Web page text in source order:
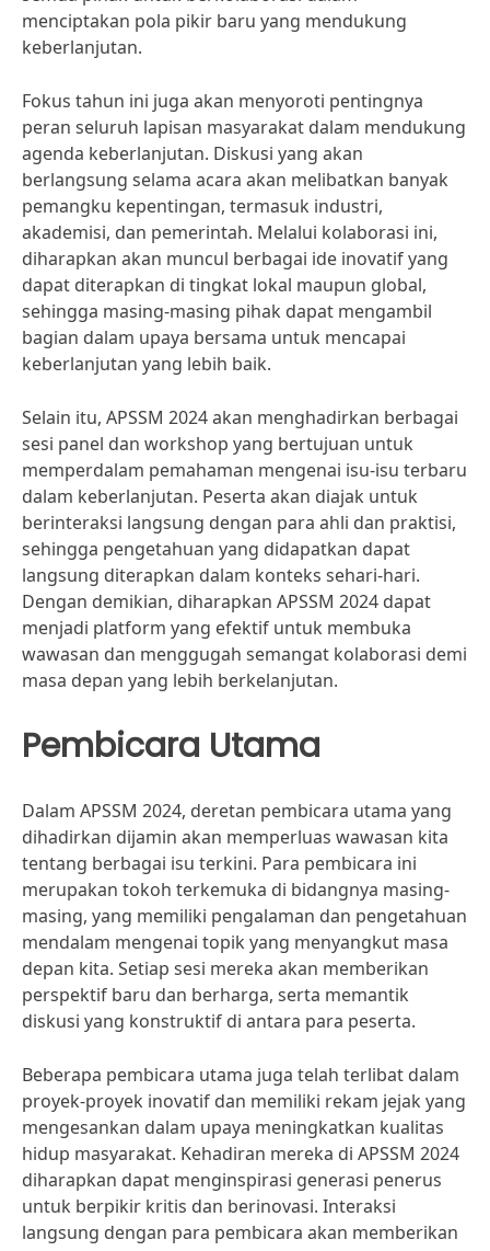
menciptakan pola pikir baru yang mendukung
keberlanjutan.
Fokus tahun ini juga akan menyoroti pentingnya
peran seluruh lapisan masyarakat dalam mendukung
agenda keberlanjutan. Diskusi yang akan
berlangsung selama acara akan melibatkan banyak
pemangku kepentingan, termasuk industri,
akademisi, dan pemerintah. Melalui kolaborasi ini,
diharapkan akan muncul berbagai ide inovatif yang
dapat diterapkan di tingkat lokal maupun global,
sehingga masing-masing pihak dapat mengambil
bagian dalam upaya bersama untuk mencapai
keberlanjutan yang lebih baik.
Selain itu, APSSM 2024 akan menghadirkan berbagai
sesi panel dan workshop yang bertujuan untuk
memperdalam pemahaman mengenai isu-isu terbaru
dalam keberlanjutan. Peserta akan diajak untuk
berinteraksi langsung dengan para ahli dan praktisi,
sehingga pengetahuan yang didapatkan dapat
langsung diterapkan dalam konteks sehari-hari.
Dengan demikian, diharapkan APSSM 2024 dapat
menjadi platform yang efektif untuk membuka
wawasan dan menggugah semangat kolaborasi demi
masa depan yang lebih berkelanjutan.
Pembicara Utama
Dalam APSSM 2024, deretan pembicara utama yang
dihadirkan dijamin akan memperluas wawasan kita
tentang berbagai isu terkini. Para pembicara ini
merupakan tokoh terkemuka di bidangnya masing-
masing, yang memiliki pengalaman dan pengetahuan
mendalam mengenai topik yang menyangkut masa
depan kita. Setiap sesi mereka akan memberikan
perspektif baru dan berharga, serta memantik
diskusi yang konstruktif di antara para peserta.
Beberapa pembicara utama juga telah terlibat dalam
proyek-proyek inovatif dan memiliki rekam jejak yang
mengesankan dalam upaya meningkatkan kualitas
hidup masyarakat. Kehadiran mereka di APSSM 2024
diharapkan dapat menginspirasi generasi penerus
untuk berpikir kritis dan berinovasi. Interaksi
langsung dengan para pembicara akan memberikan